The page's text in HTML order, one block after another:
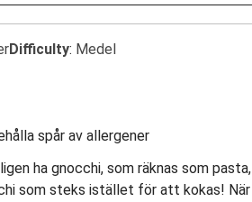
Difficulty: Medel
spår av allergener
ha gnocchi, som räknas som
som steks istället för att kokas!